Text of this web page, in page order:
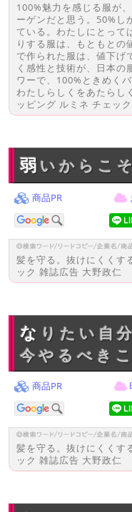
100%魅力を感じる服が
ーゲンだと思う。50%し
ている。わたしにとって
りする服は、もともとの
で作られた服は、値下げ
く感性と技術が、日本の
ワーで、100%ときめくバ
わたしらしくをあたらし
ッピング ルミネ チェッ
弱いからこ
商品PR
髪を守る。抜けにくくす
ック 雑誌広告 大野政仁
なりたい自分をイメージすれば、
今やるべき
商品PR
髪を守る。抜けにくくす
ック 雑誌広告 大野政仁